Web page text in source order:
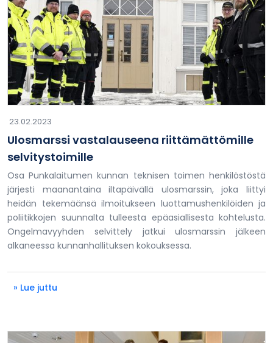
23.02.2023
Ulosmarssi vastalauseena riittämättömille
selvitystoimille
Osa Punkalaitumen kunnan teknisen toimen henkilöstöstä
järjesti maanantaina iltapäivällä ulosmarssin, joka liittyi
heidän tekemäänsä ilmoitukseen luottamushenkilöiden ja
poliitikkojen suunnalta tulleesta epäasiallisesta kohtelusta.
Ongelmavyyhden selvittely jatkui ulosmarssin jälkeen
alkaneessa kunnanhallituksen kokouksessa.
» Lue juttu